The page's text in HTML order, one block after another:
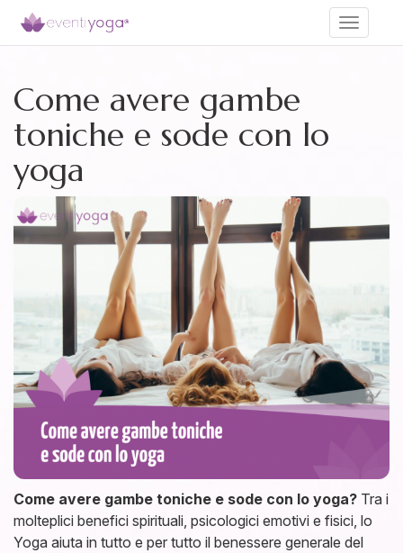
Toggle
Come avere gambe
toniche e sode con lo
yoga
Come avere gambe toniche e sode con lo yoga? Tra i
molteplici benefici spirituali, psicologici emotivi e fisici, lo
Yoga aiuta in tutto e per tutto il benessere generale del